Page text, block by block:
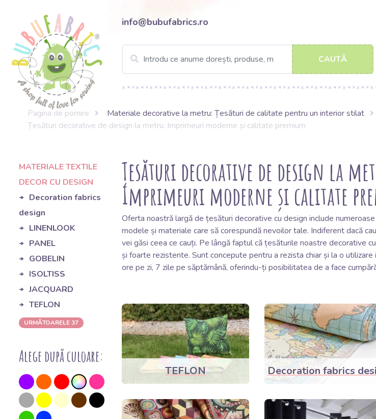
info@bubufabrics.ro
CAUTĂ
Pagina de pornire
Materiale decorative la metru: Țesături de calitate pentru un interior stilat
Țesături decorative de design la metru: Imprimeuri moderne și calitate premium
MATERIALE TEXTILE
DECOR CU DESIGN
Decoration fabrics
design
LINENLOOK
PANEL
GOBELIN
ISOLTISS
JACQUARD
TEFLON
URMĂTOARELE 37
Alege după culoare:
Țesături decorative de design la
Imprimeuri moderne și calitate
Oferta noastră largă de țesături decorative cu design include
modele și materiale care să corespundă nevoilor tale. Indiferent dacă
vei găsi ceea ce cauți. Pe lângă faptul că țesăturile noastre decorative
și foarte rezistente. Sunt concepute pentru a rezista chiar și la o
ore pe zi, 7 zile pe săptămână, oferindu-ți posibilitatea de a face
TEFLON Decoration fabrics